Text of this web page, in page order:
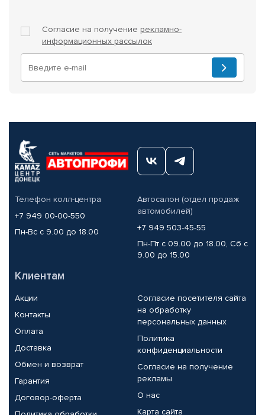
Согласие на получение рекламно-
информационных рассылок
Телефон колл-центра
+7 949 00-00-550
Пн-Вс с 9.00 до 18.00
Автосалон (отдел продаж
автомобилей)
+7 949 503-45-55
Пн-Пт с 09.00 до 18.00, Сб с
9.00 до 15.00
Клиентам
Акции
Контакты
Оплата
Доставка
Обмен и возврат
Гарантия
Договор-оферта
Согласие посетителя сайта
на обработку
персональных данных
Политика
конфиденциальности
Согласие на получение
рекламы
О нас
Карта сайта